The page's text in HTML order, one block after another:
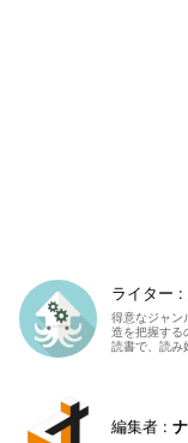
得意なジャン
造を把握する
読書で、読み